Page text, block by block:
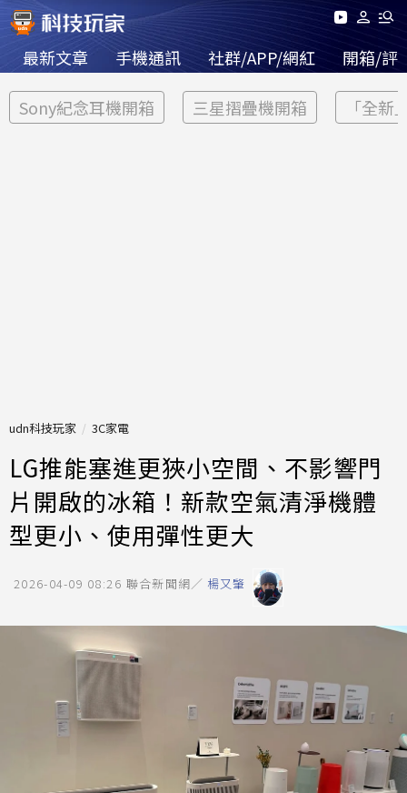
最新文章 手機通訊 社群/APP/網紅 開箱/評
Sony紀念耳機開箱 三星摺疊機開箱 「全新
udn科技玩家 3C家電
LG推能塞進更狹小空間、不影響門
片開啟的冰箱！新款空氣清淨機體
型更小、使用彈性更大
2026-04-09 08:26 聯合新聞網／ 楊又肇